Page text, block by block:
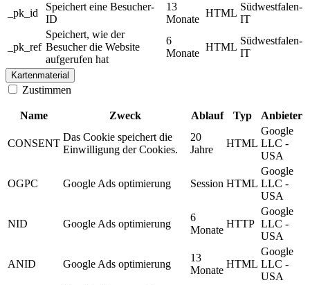
_pk_id
Speichert eine Besucher-
ID
13
Monate
HTML
Südwestfalen-
IT
_pk_ref
Speichert, wie der
Besucher die Website
aufgerufen hat
6
Monate
HTML
Südwestfalen-
IT
Kartenmaterial
Zustimmen
Name Zweck Ablauf Typ Anbieter
CONSENT
Das Cookie speichert die
Einwilligung der Cookies.
20
Jahre
HTML
Google
LLC -
USA
OGPC Google Ads optimierung Session HTML
Google
LLC -
USA
NID Google Ads optimierung
6
Monate
HTTP
Google
LLC -
USA
ANID Google Ads optimierung
13
Monate
HTML
Google
LLC -
USA